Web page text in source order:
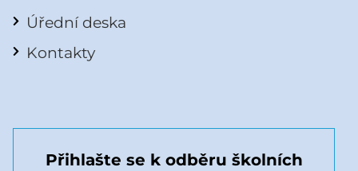
Úřední deska
Kontakty
Přihlašte se k odběru školních